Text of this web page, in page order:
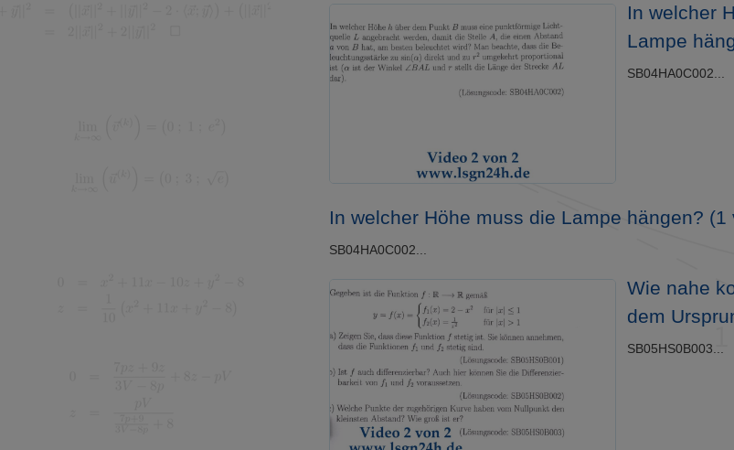
In welcher
Lampe
SB04HA0C002...
In welcher Höhe muss die Lampe hängen? (1
SB04HA0C002...
Wie nahe
dem
SB05HS0B003...